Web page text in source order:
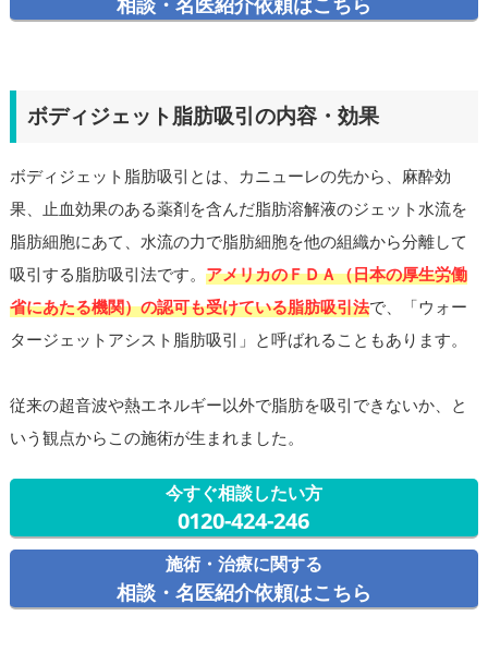
ボディジェット脂肪吸引の内容・効果
ボディジェット脂肪吸引とは、カニューレの先から、麻酔効
果、止血効果のある薬剤を含んだ脂肪溶解液のジェット水流を
脂肪細胞にあて、水流の力で脂肪細胞を他の組織から分離して
吸引する脂肪吸引法です。 アメリカのＦＤＡ（日本の厚生労働
省にあたる機関）の認可も受けている脂肪吸引法で、「ウォー
タージェットアシスト脂肪吸引」と呼ばれることもあります。
従来の超音波や熱エネルギー以外で脂肪を吸引できないか、と
いう観点からこの施術が生まれました。
今すぐ相談したい方
0120-424-246
施術・治療に関する
相談・名医紹介依頼はこちら